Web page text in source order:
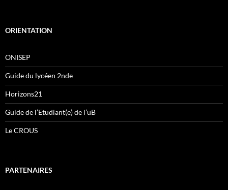
ORIENTATION
ONISEP
Guide du lycéen 2nde
Horizons21
Guide de l’Etudiant(e) de l’uB
Le CROUS
PARTENAIRES